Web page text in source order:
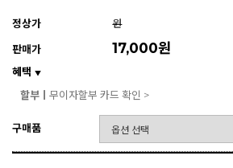
정상가
원
판매가
17,000원
혜택 ▼
할부ㅣ 무이자할부 카드 확인 >
구매품